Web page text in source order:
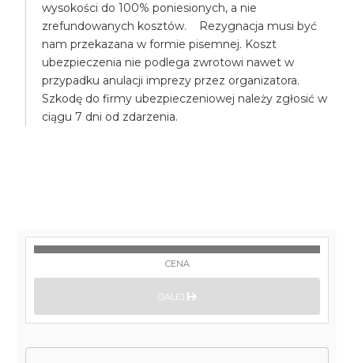
wysokości do 100% poniesionych, a nie
zrefundowanych kosztów. Rezygnacja musi być
nam przekazana w formie pisemnej. Koszt
ubezpieczenia nie podlega zwrotowi nawet w
przypadku anulacji imprezy przez organizatora.
Szkodę do firmy ubezpieczeniowej należy zgłosić w
ciągu 7 dni od zdarzenia.
CENA
DALEJ